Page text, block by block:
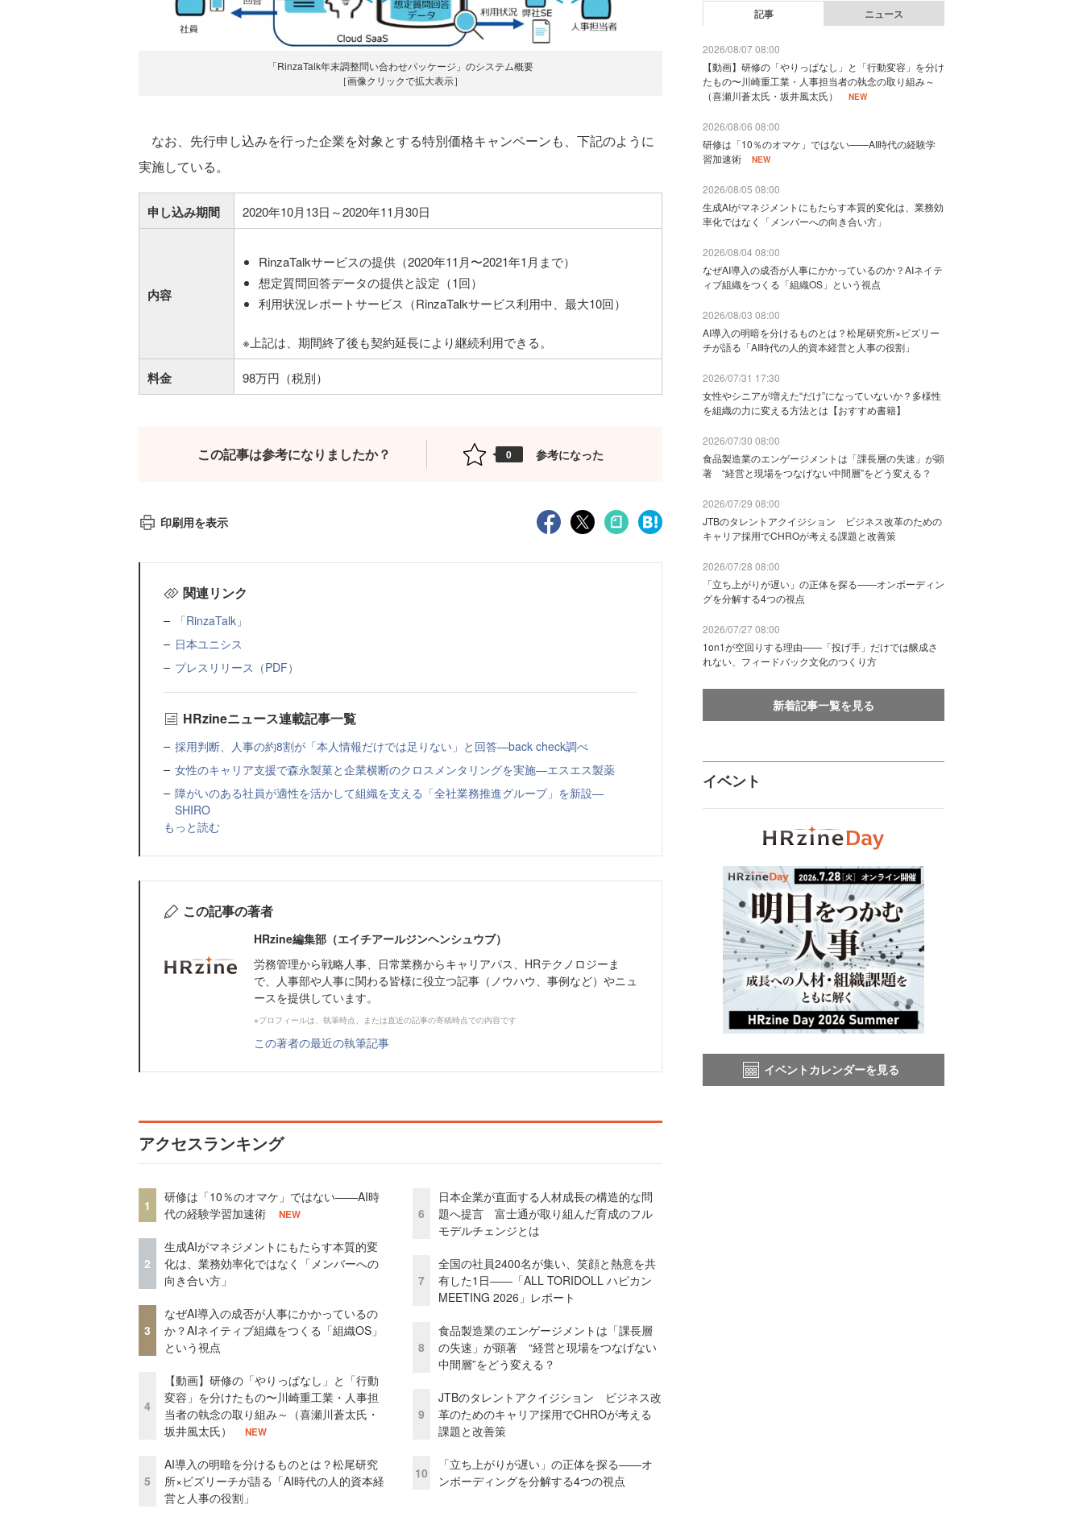
「RinzaTalk年末調整問い合わせパッケージ」のシステム概要
［画像クリックで拡大表示］
なお、先行申し込みを行った企業を対象とする特別価格キャンペーンも、下記のように
実施している。
申し込み期間 2020年10月13日～2020年11月30日
内容
RinzaTalkサービスの提供（2020年11月〜2021年1月まで）
想定質問回答データの提供と設定（1回）
利用状況レポートサービス（RinzaTalkサービス利用中、最大10回）
※上記は、期間終了後も契約延長により継続利用できる。
料金 98万円（税別）
この記事は参考になりましたか？ 0 参考になった
印刷用を表示
関連リンク
「RinzaTalk」
日本ユニシス
プレスリリース（PDF）
HRzineニュース連載記事一覧
採用判断、人事の約8割が「本人情報だけでは足りない」と回答—back check調べ
女性のキャリア支援で森永製菓と企業横断のクロスメンタリングを実施—エスエス製薬
障がいのある社員が適性を活かして組織を支える「全社業務推進グループ」を新設—
SHIRO
もっと読む
この記事の著者
HRzine編集部（エイチアールジンヘンシュウブ）
労務管理から戦略人事、日常業務からキャリアパス、HRテクノロジーま
で、人事部や人事に関わる皆様に役立つ記事（ノウハウ、事例など）やニュ
ースを提供しています。
※プロフィールは、執筆時点、または直近の記事の寄稿時点での内容です
この著者の最近の執筆記事
アクセスランキング
1
研修は「10％のオマケ」ではない——AI時
代の経験学習加速術
NEW
2
生成AIがマネジメントにもたらす本質的変
化は、業務効率化ではなく「メンバーへの
向き合い方」
3
なぜAI導入の成否が人事にかかっているの
か？AIネイティブ組織をつくる「組織OS」
という視点
4
【動画】研修の「やりっぱなし」と「行動
変容」を分けたもの〜川崎重工業・人事担
当者の執念の取り組み～（喜瀬川蒼太氏・
坂井風太氏）
NEW
5
AI導入の明暗を分けるものとは？松尾研究
所×ビズリーチが語る「AI時代の人的資本経
営と人事の役割」
6
日本企業が直面する人材成長の構造的な問
題へ提言 富士通が取り組んだ育成のフル
モデルチェンジとは
7
全国の社員2400名が集い、笑顔と熱意を共
有した1日――「ALL TORIDOLL ハピカン
MEETING 2026」レポート
8
食品製造業のエンゲージメントは「課長層
の失速」が顕著 “経営と現場をつなげない
中間層”をどう変える？
9
JTBのタレントアクイジション ビジネス改
革のためのキャリア採用でCHROが考える
課題と改善策
10
「立ち上がりが遅い」の正体を探る——オ
ンボーディングを分解する4つの視点
記事 ニュース
2026/08/07 08:00
【動画】研修の「やりっぱなし」と「行動変容」を分け
たもの〜川崎重工業・人事担当者の執念の取り組み～
（喜瀬川蒼太氏・坂井風太氏）
NEW
2026/08/06 08:00
研修は「10％のオマケ」ではない——AI時代の経験学
習加速術
NEW
2026/08/05 08:00
生成AIがマネジメントにもたらす本質的変化は、業務効
率化ではなく「メンバーへの向き合い方」
2026/08/04 08:00
なぜAI導入の成否が人事にかかっているのか？AIネイテ
ィブ組織をつくる「組織OS」という視点
2026/08/03 08:00
AI導入の明暗を分けるものとは？松尾研究所×ビズリー
チが語る「AI時代の人的資本経営と人事の役割」
2026/07/31 17:30
女性やシニアが増えた“だけ”になっていないか？多様性
を組織の力に変える方法とは【おすすめ書籍】
2026/07/30 08:00
食品製造業のエンゲージメントは「課長層の失速」が顕
著 “経営と現場をつなげない中間層”をどう変える？
2026/07/29 08:00
JTBのタレントアクイジション ビジネス改革のための
キャリア採用でCHROが考える課題と改善策
2026/07/28 08:00
「立ち上がりが遅い」の正体を探る——オンボーディン
グを分解する4つの視点
2026/07/27 08:00
1on1が空回りする理由——「投げ手」だけでは醸成さ
れない、フィードバック文化のつくり方
新着記事一覧を見る
イベント
イベントカレンダーを見る